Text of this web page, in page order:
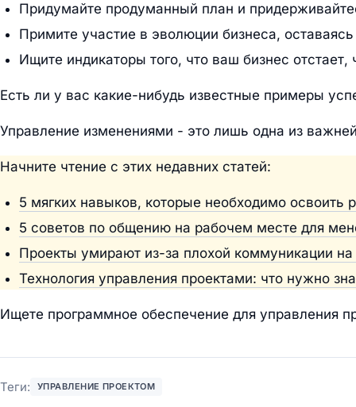
Придумайте продуманный план и
Примите участие в эволюции бизнеса,
Ищите индикаторы того, что ваш бизнес
Есть ли у вас какие-нибудь известные примеры
Управление изменениями - это лишь одна из
Начните чтение с этих недавних статей:
5 мягких навыков, которые необходимо
5 советов по общению на рабочем месте для
Проекты умирают из-за плохой коммуникации
Технология управления проектами: что нужно
Ищете программное обеспечение для управления
Теги: УПРАВЛЕНИЕ ПРОЕКТОМ